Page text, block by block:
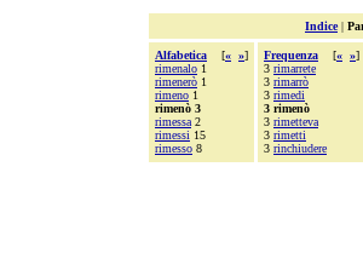
Indice|
Alfabetica [« »]
rimenalo 1
rimenerò 1
rimeno 1
rimenò 3
rimessa 2
rimessi 15
rimesso 8
Frequenza [« »]
3 rimarrete
3 rimarrò
3 rimedi
3 rimenò
3 rimetteva
3 rimetti
3 rinchiudere